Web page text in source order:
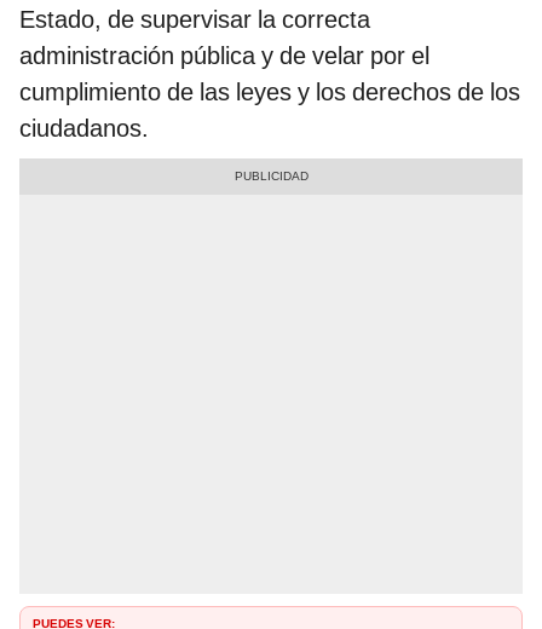
Estado, de supervisar la correcta
administración pública y de velar por el
cumplimiento de las leyes y los derechos de los
ciudadanos.
PUEDES VER: